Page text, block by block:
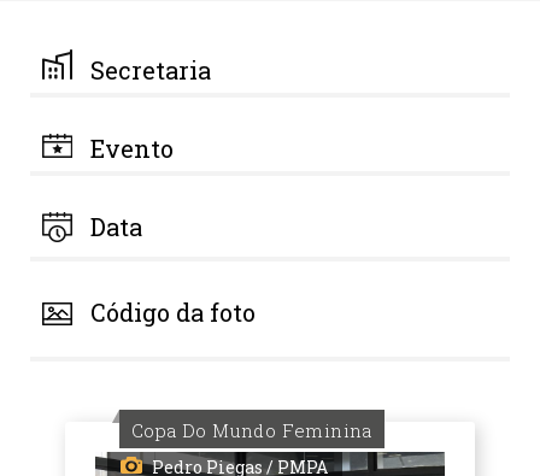
palavra-
chave
Secretaria
Evento
Data
Código da foto
Copa Do Mundo Feminina
Pedro Piegas / PMPA